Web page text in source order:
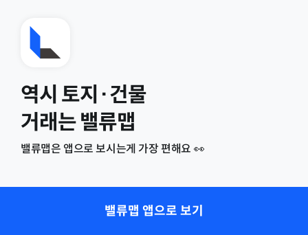
역시 토지·건물
거래는 밸류맵
밸류맵은 앱으로 보시는게 가장 편해요 👀
밸류맵 앱으로 보기